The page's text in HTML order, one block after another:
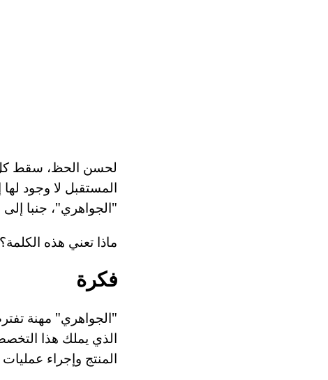
لحسن الحظ، سقط كل
المستقبل لا وجود
"الجواهري"، جنبا
ماذا تعني هذه
فكرة
"الجواهري" مهنة
الذي يملك هذا
المنتج وإجراء